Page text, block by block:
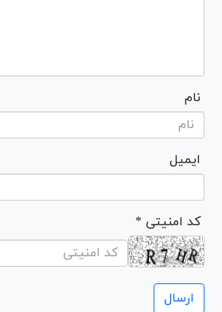
نام
ایمیل
* کد امنیتی